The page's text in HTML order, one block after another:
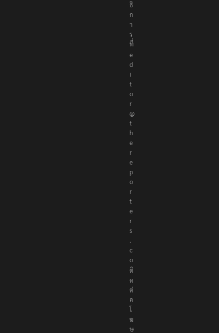
ธิ
ก
า
ร
ที่
e
d
i
t
o
r
@
t
h
e
r
e
p
o
r
t
e
r
s
.
c
o
ติ
ด
ต่
อ
โ
ฆ
ษ